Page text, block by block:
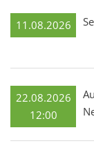
11.08.2026
22.08.2026
12:00